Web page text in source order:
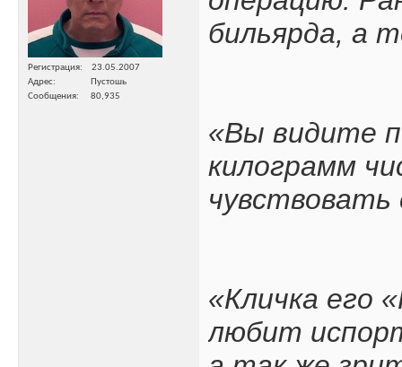
Регистрация
23.05.2007
Адрес
Пустошь
Сообщения
80,935
бильярда, а
«Вы видите
килограмм
чувствовать
«Кличка его
любит